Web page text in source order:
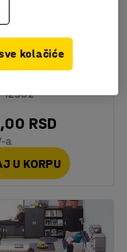
nosač kablova,
mm,
12962
RSD
a
U KORPU
kolačiće